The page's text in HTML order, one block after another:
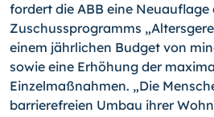
fordert die ABB eine Neuauflage
Zuschussprogramms
einem jährlichen Budget von
sowie eine Erhöhung der
Einzelmaßnahmen. „Die
barrierefreien Umbau ihrer